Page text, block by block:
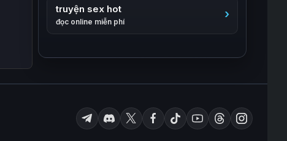
truyện sex hot
đọc online miễn phí